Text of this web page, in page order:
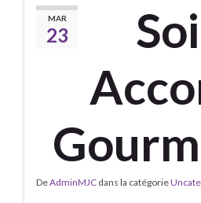
MAR
23
DeAdminMJC dans la catégorie